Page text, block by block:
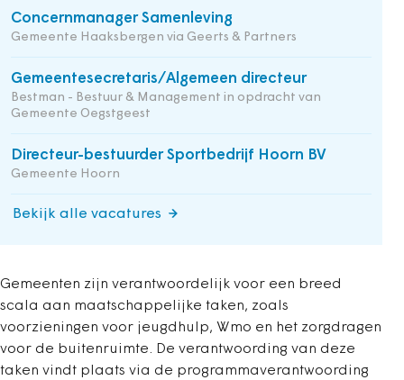
Concernmanager Samenleving
Gemeente Haaksbergen via Geerts & Partners
Gemeentesecretaris/Algemeen directeur
Bestman - Bestuur & Management in opdracht van
Gemeente Oegstgeest
Directeur-bestuurder Sportbedrijf Hoorn BV
Gemeente Hoorn
Bekijk alle vacatures
Gemeenten zijn verantwoordelijk voor een breed
scala aan maatschappelijke taken, zoals
voorzieningen voor jeugdhulp, Wmo en het zorgdragen
voor de buitenruimte. De verantwoording van deze
taken vindt plaats via de programmaverantwoording